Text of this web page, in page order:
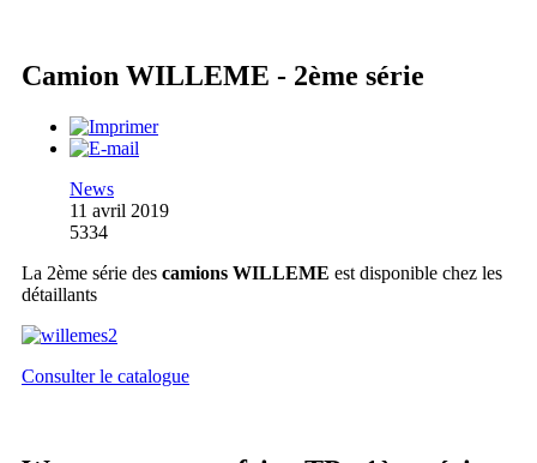
Camion WILLEME - 2ème série
News
11 avril 2019
5334
La 2ème série des camions WILLEME est disponible chez les
détaillants
Consulter le catalogue